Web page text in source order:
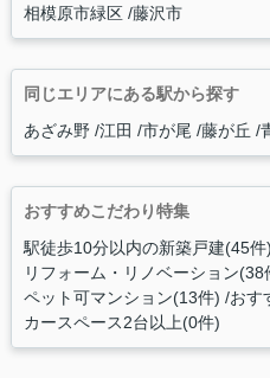
相模原市緑区 藤沢市
同じエリアにある駅から探す
あざみ野 江田 市が尾 藤が丘
おすすめこだわり特集
駅徒歩10分以内の新築戸建(45件)
リフォーム・リノベーション(38
ペット可マンション(13件) おす
カースペース2台以上(0件)